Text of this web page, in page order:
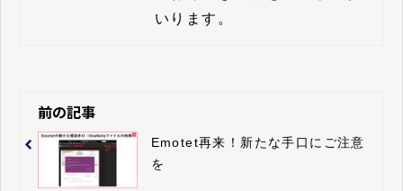
いります。
前の記事
Emotet再来！新たな手口にご注意
を